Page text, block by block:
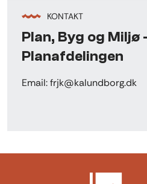
KONTAKT
Plan, Byg og Miljø
Planafdelingen
Email: frjk@kalundborg.dk